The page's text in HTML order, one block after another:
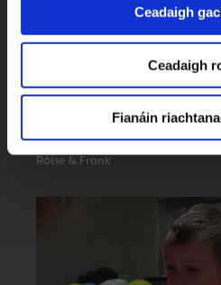
Ceadaigh
Ceadaigh
Fianáin
Cine4
Róise & Frank